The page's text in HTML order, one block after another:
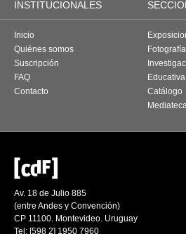
INSTITUCIONALES
Inicio
Quiénes somos
Suscripción
FAQ
Contacto
Educativa
Catálogo
Av. 18 de Julio 885
(entre Andes y Convención)
CP 11100. Montevideo. Uruguay
Tel: [598 2] 1950 7960